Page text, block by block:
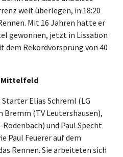
weit überlegen, in 18:20
Mit 16 Jahren hatte er
gewonnen, jetzt in Lissabon
dem Rekordvorsprung von 40
Mittelfeld
Elias Schreml (LG
(TV Leutershausen),
und Paul Specht
Paul Feuerer auf dem
Rennen. Sie arbeiteten sich